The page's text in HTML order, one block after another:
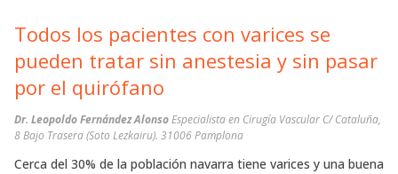
Todos los pacientes con varices se
pueden tratar sin anestesia y sin pasar
por el quirófano
Dr. Leopoldo Fernández AlonsoEspecialista en Cirugía Vascular C/ Cataluña,
8 Bajo Trasera (Soto Lezkairu). 31006 Pamplona
Cerca del 30% de la población navarra tiene varices y una buena